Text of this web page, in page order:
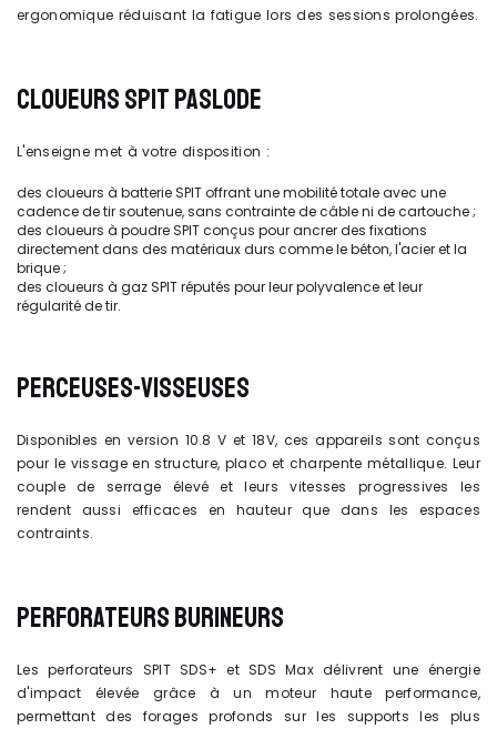
ergonomique réduisant la fatigue lors des sessions prolongées.
CLOUEURS SPIT PASLODE
L'enseigne met à votre disposition :
des cloueurs à batterie SPIT offrant une mobilité totale avec une
cadence de tir soutenue, sans contrainte de câble ni de cartouche ;
des cloueurs à poudre SPIT conçus pour ancrer des fixations
directement dans des matériaux durs comme le béton, l'acier et la
brique ;
des cloueurs à gaz SPIT réputés pour leur polyvalence et leur
régularité de tir.
PERCEUSES-VISSEUSES
Disponibles en version 10.8 V et 18V, ces appareils sont conçus
pour le vissage en structure, placo et charpente métallique. Leur
couple de serrage élevé et leurs vitesses progressives les
rendent aussi efficaces en hauteur que dans les espaces
contraints.
PERFORATEURS BURINEURS
Les perforateurs SPIT SDS+ et SDS Max délivrent une énergie
d'impact élevée grâce à un moteur haute performance,
permettant des forages profonds sur les supports les plus